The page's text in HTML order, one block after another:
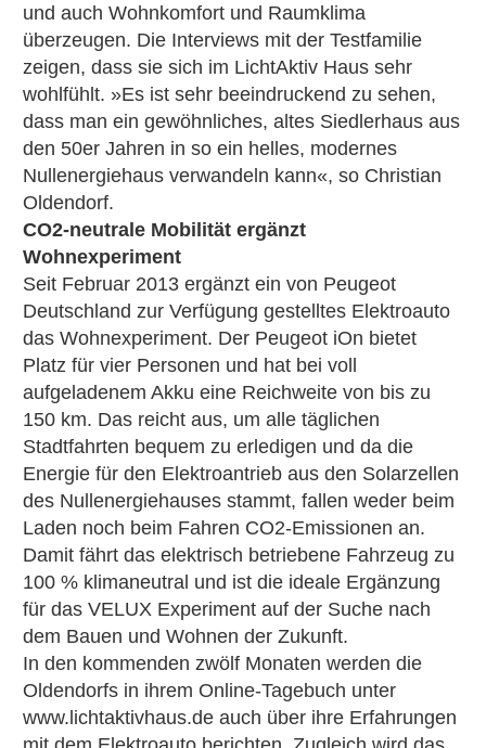
und auch Wohnkomfort und Raumklima
überzeugen. Die Interviews mit der Testfamilie
zeigen, dass sie sich im LichtAktiv Haus sehr
wohlfühlt. »Es ist sehr beeindruckend zu sehen,
dass man ein gewöhnliches, altes Siedlerhaus aus
den 50er Jahren in so ein helles, modernes
Nullenergiehaus verwandeln kann«, so Christian
Oldendorf.
CO2-neutrale Mobilität ergänzt
Wohnexperiment
Seit Februar 2013 ergänzt ein von Peugeot
Deutschland zur Verfügung gestelltes Elektroauto
das Wohnexperiment. Der Peugeot iOn bietet
Platz für vier Personen und hat bei voll
aufgeladenem Akku eine Reichweite von bis zu
150 km. Das reicht aus, um alle täglichen
Stadtfahrten bequem zu erledigen und da die
Energie für den Elektroantrieb aus den Solarzellen
des Nullenergiehauses stammt, fallen weder beim
Laden noch beim Fahren CO2-Emissionen an.
Damit fährt das elektrisch betriebene Fahrzeug zu
100 % klimaneutral und ist die ideale Ergänzung
für das VELUX Experiment auf der Suche nach
dem Bauen und Wohnen der Zukunft.
In den kommenden zwölf Monaten werden die
Oldendorfs in ihrem Online-Tagebuch unter
www.lichtaktivhaus.de auch über ihre Erfahrungen